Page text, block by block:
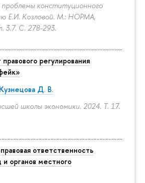
конституционного
Е.И. Козловой. М.: НОРМА,
3.7. С. 278-293.
регулирования
Кузнецова Д. В.
школы экономики. 2024. Т. 17.
ответственность
органов местного